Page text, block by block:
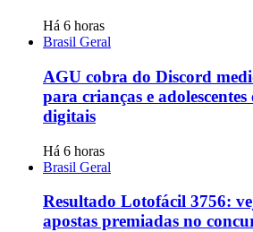
Há 6 horas
Brasil Geral
AGU cobra do Discord
para crianças e
digitais
Há 6 horas
Brasil Geral
Resultado Lotofácil 3756:
apostas premiadas no